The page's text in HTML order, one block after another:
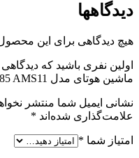
دیدگاهها
هیچ دیدگاهی برای این
اولین نفری باشید که
ماشین هوتای مدل A485 AMS11”
نشانی ایمیل شما منتشر
علامت‌گذاری شده‌اند *
امتیاز شما *